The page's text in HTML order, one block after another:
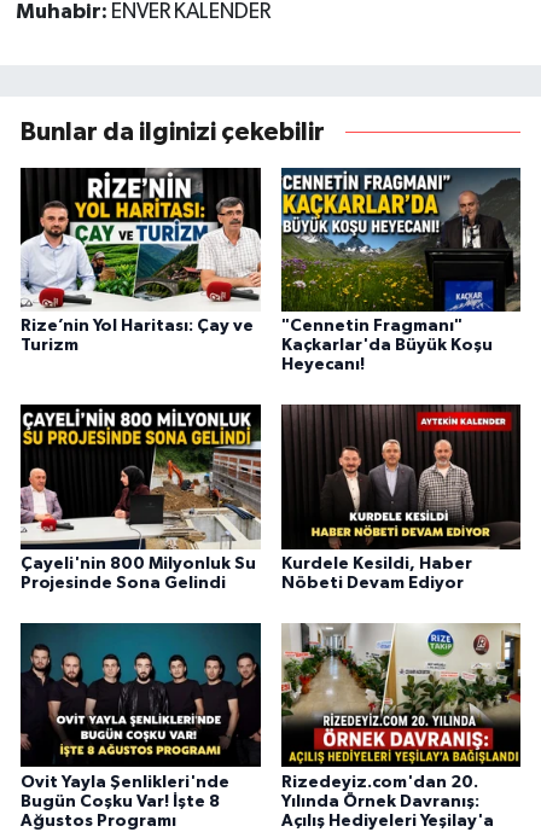
Muhabir: ENVER KALENDER
Bunlar da ilginizi çekebilir
Rize’nin Yol Haritası: Çay ve
Turizm
"Cennetin Fragmanı"
Kaçkarlar'da Büyük Koşu
Heyecanı!
Çayeli'nin 800 Milyonluk Su
Projesinde Sona Gelindi
Kurdele Kesildi, Haber
Nöbeti Devam Ediyor
Ovit Yayla Şenlikleri'nde
Bugün Coşku Var! İşte 8
Ağustos Programı
Rizedeyiz.com'dan 20.
Yılında Örnek Davranış:
Açılış Hediyeleri Yeşilay'a